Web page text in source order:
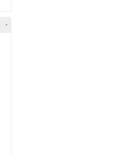
-